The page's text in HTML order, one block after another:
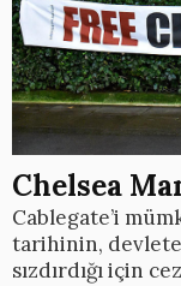
Chelsea
Cablegate’i
tarihinin,
sızdırdığı için